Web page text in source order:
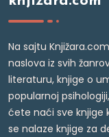
Na sajtu
naslova iz svih
literaturu, knjige o
popularnoj
ćete naći sve knjige
se nalaze knjige za